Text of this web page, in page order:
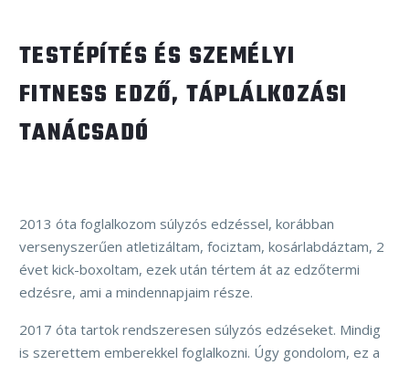
TESTÉPÍTÉS ÉS SZEMÉLYI
FITNESS EDZŐ, TÁPLÁLKOZÁSI
TANÁCSADÓ
2013 óta foglalkozom súlyzós edzéssel, korábban
versenyszerűen atletizáltam, fociztam, kosárlabdáztam, 2
évet kick-boxoltam, ezek után tértem át az edzőtermi
edzésre, ami a mindennapjaim része.
2017 óta tartok rendszeresen súlyzós edzéseket. Mindig
is szerettem emberekkel foglalkozni. Úgy gondolom, ez a